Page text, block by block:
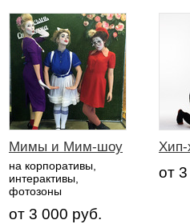
Мимы и Мим-шоу
на корпоративы,
интерактивы,
фотозоны
от 3 000 руб.
Хип-
от